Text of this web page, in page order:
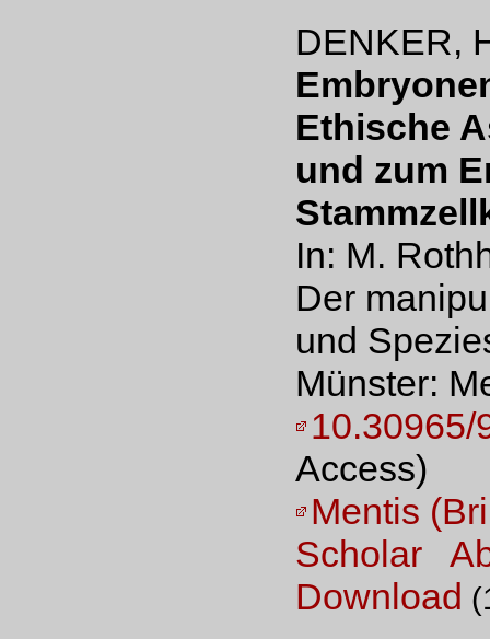
DENKER,
Ethische
und zum
In: M.
Der
und
Münster:
10.30965/
Access)
Mentis
Scholar
Download